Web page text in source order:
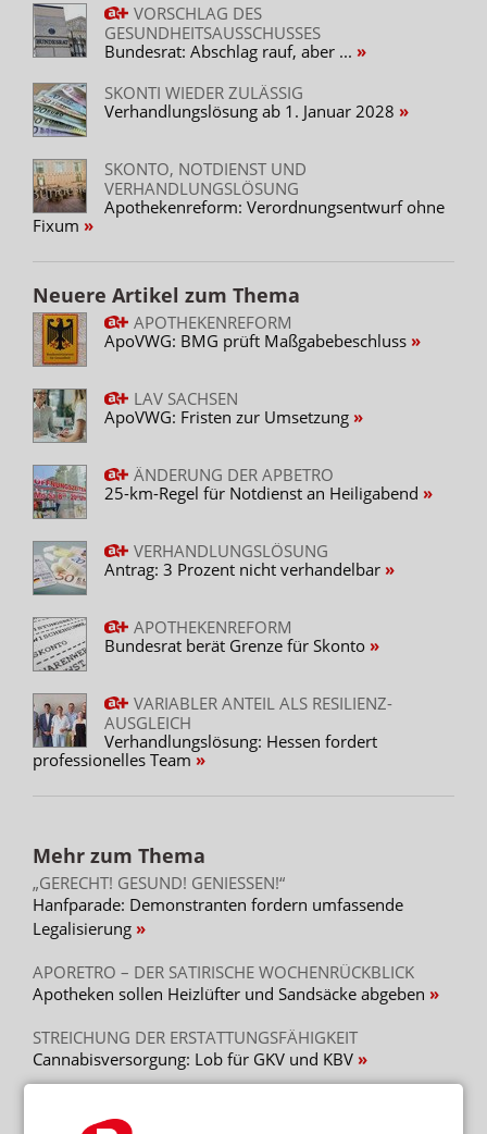
VORSCHLAG DES
GESUNDHEITSAUSSCHUSSES
Bundesrat: Abschlag rauf, aber ...
SKONTI WIEDER ZULÄSSIG
Verhandlungslösung ab 1. Januar 2028
SKONTO, NOTDIENST UND
VERHANDLUNGSLÖSUNG
Apothekenreform: Verordnungsentwurf ohne
Fixum
Neuere Artikel zum Thema
APOTHEKENREFORM
ApoVWG: BMG prüft Maßgabebeschluss
LAV SACHSEN
ApoVWG: Fristen zur Umsetzung
ÄNDERUNG DER APBETRO
25-km-Regel für Notdienst an Heiligabend
VERHANDLUNGSLÖSUNG
Antrag: 3 Prozent nicht verhandelbar
APOTHEKENREFORM
Bundesrat berät Grenze für Skonto
VARIABLER ANTEIL ALS RESILIENZ-
AUSGLEICH
Verhandlungslösung: Hessen fordert
professionelles Team
Mehr zum Thema
„GERECHT! GESUND! GENIESSEN!“
Hanfparade: Demonstranten fordern umfassende
Legalisierung
APORETRO – DER SATIRISCHE WOCHENRÜCKBLICK
Apotheken sollen Heizlüfter und Sandsäcke abgeben
STREICHUNG DER ERSTATTUNGSFÄHIGKEIT
Cannabisversorgung: Lob für GKV und KBV
Mehr aus Ressort